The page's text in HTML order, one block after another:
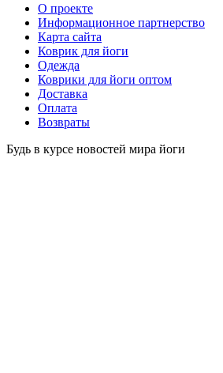
O проекте
Информационное партнерство
Карта сайта
Коврик для йоги
Одежда
Коврики для йоги оптом
Доставка
Оплата
Возвраты
Будь в курсе новостей мира йоги